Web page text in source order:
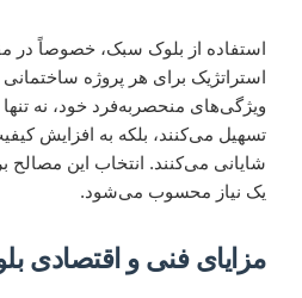
استفاده از بلوک سبک، خصوصاً در
استراتژیک برای هر پروژه
ویژگی‌های منحصربه‌فرد خود، نه
تسهیل می‌کنند، بلکه به افزایش
شایانی می‌کنند. انتخاب این مصالح
یک نیاز محسوب می‌شود.
مزایای فنی و اقتصادی